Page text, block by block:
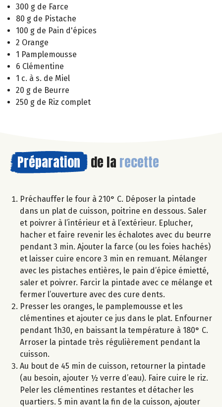
300 g de Farce
80 g de Pistache
100 g de Pain d'épices
2 Orange
1 Pamplemousse
6 Clémentine
1 c. à s. de Miel
20 g de Beurre
250 g de Riz complet
Préparation de la recette
Préchauffer le four à 210° C. Déposer la pintade
dans un plat de cuisson, poitrine en dessous. Saler
et poivrer à l’intérieur et à l’extérieur. Eplucher,
hacher et faire revenir les échalotes avec du beurre
pendant 3 min. Ajouter la farce (ou les foies hachés)
et laisser cuire encore 3 min en remuant. Mélanger
avec les pistaches entières, le pain d’épice émietté,
saler et poivrer. Farcir la pintade avec ce mélange et
fermer l’ouverture avec des cure dents.
Presser les oranges, le pamplemousse et les
clémentines et ajouter ce jus dans le plat. Enfourner
pendant 1h30, en baissant la température à 180° C.
Arroser la pintade très régulièrement pendant la
cuisson.
Au bout de 45 min de cuisson, retourner la pintade
(au besoin, ajouter ½ verre d’eau). Faire cuire le riz.
Peler les clémentines restantes et détacher les
quartiers. 5 min avant la fin de la cuisson, ajouter